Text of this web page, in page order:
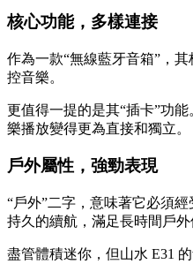
核心功能，多樣連接
作為一款“無線藍牙音箱”，
控音樂。
更值得一提的是其“插卡”功
樂播放變得更為直接和獨立。
戶外屬性，強勁表現
“戶外”二字，意味著它必須
持久的續航，滿足長時間戶外
盡管體積迷你，但山水 E31